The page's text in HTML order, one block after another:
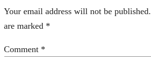
Your email address will not be published.
are marked *
Comment *